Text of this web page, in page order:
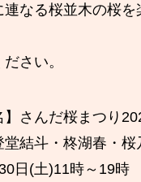
連なる桜並木の桜
さい。
】さんだ桜まつり
堂結斗・柊湖春・
30日(土)11時～19